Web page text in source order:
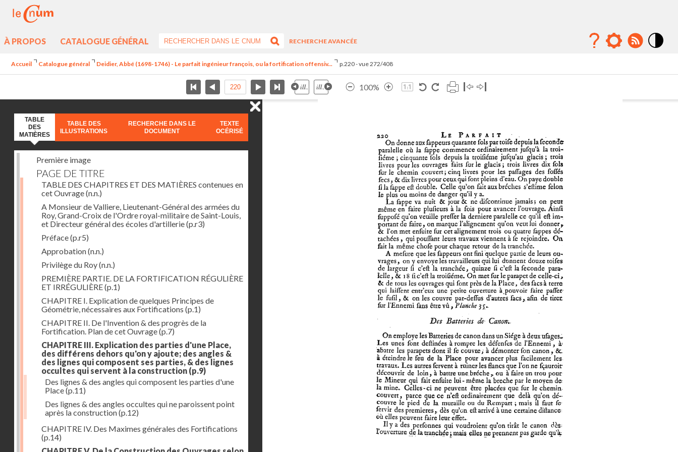
À PROPOS CATALOGUE GÉNÉRAL
RECHERCHE AVANCÉE
Accueil Catalogue général Deidier, Abbé (1698-1746) - Le parfait ingénieur françois, ou la fortification offensiv... p.220 - vue 272/408
100%
TABLE
DES
MATIÈRES
TABLE DES
ILLUSTRATIONS
RECHERCHE DANS LE
DOCUMENT
TEXTE
OCÉRISÉ
Première image
PAGE DE TITRE
TABLE DES CHAPITRES ET DES MATIÈRES contenues en
cet Ouvrage(n.n.)
A Monsieur de Valliere, Lieutenant-Général des armées du
Roy, Grand-Croix de l'Ordre royal-militaire de Saint-Louis,
et Directeur général des écoles d'artillerie(p.r3)
Préface(p.r5)
Approbation(n.n.)
Privilège du Roy(n.n.)
PREMIÈRE PARTIE. DE LA FORTIFICATION RÉGULIÈRE
ET IRRÉGULIÈRE(p.1)
CHAPITRE I. Explication de quelques Principes de
Géométrie, nécessaires aux Fortifications (p.1)
CHAPITRE II. De l'Invention & des progrès de la
Fortification. Plan de cet Ouvrage(p.7)
CHAPITRE III. Explication des parties d'une Place,
des différens dehors qu'on y ajoute; des angles &
des lignes qui composent ses parties, & des lignes
occultes qui servent à la construction (p.9)
Des lignes & des angles qui composent les parties d'une
Place(p.11)
Des lignes & des angles occultes qui ne paroissent point
après la construction(p.12)
CHAPITRE IV. Des Maximes générales des Fortifications
(p.14)